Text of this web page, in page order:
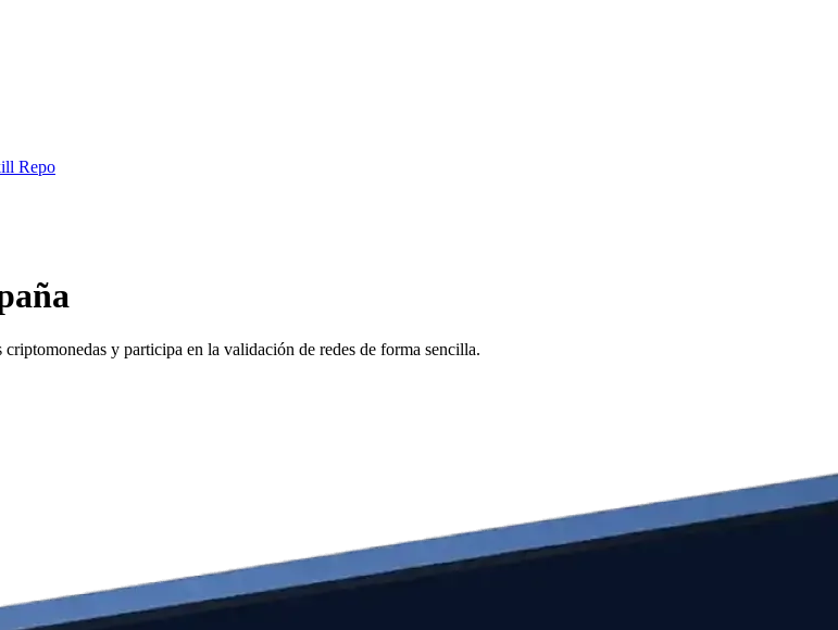
Repo
y participa en la validación de redes de forma sencilla.